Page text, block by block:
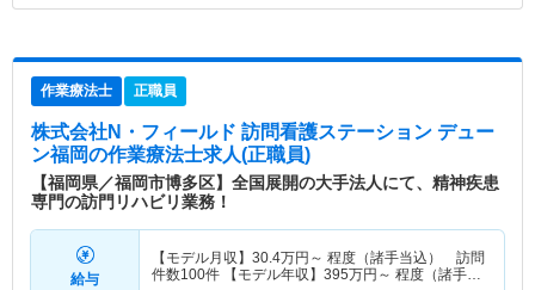
作業療法士 正職員
株式会社N・フィールド 訪問看護ステーション デュー
ン福岡の作業療法士求人(正職員)
【福岡県／福岡市博多区】全国展開の大手法人にて、精神疾患
専門の訪門リハビリ業務！
給与
【モデル月収】 30.4万円～ 程度（諸手当込） 訪問
件数100件 【モデル年収】 395万円～ 程度（諸手当